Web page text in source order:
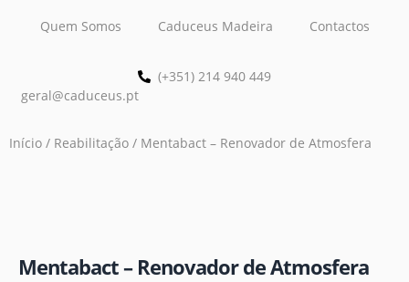
Quem Somos Caduceus Madeira Contactos
(+351) 214 940 449
geral@caduceus.pt
Início / Reabilitação / Mentabact – Renovador de Atmosfera
Mentabact – Renovador de Atmosfera